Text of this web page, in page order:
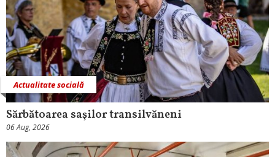
Actualitate socială
Sărbătoarea saşilor transilvăneni
06 Aug, 2026